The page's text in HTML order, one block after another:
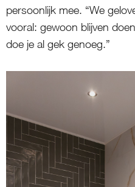
persoonlijk mee. “We
vooral: gewoon blijven
doe je al gek genoeg.”